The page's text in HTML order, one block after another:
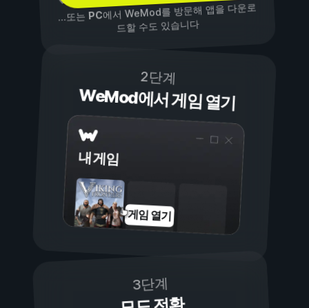
...또는PC에서 WeMod를 방문해 앱을 다운로
드할 수도 있습니다
2단계
WeMod에서 게임 열기
내 게임
게임 열기
3단계